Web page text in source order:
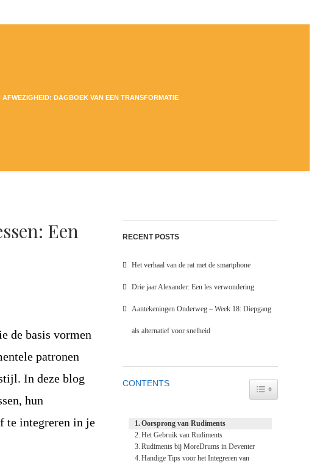
AFWEZIGHEID: DAGBOEK VAN EEN TRANSFORMATIE
Een
de basis vormen
patronen
In deze blog
hun
te integreren in je
RECENT POSTS
Het verhaal van de rat met de smartphone
Drie jaar Alexander: Een les verwondering
Aantekeningen Onderweg – Week 18: Diepgang
als alternatief voor snelheid
CONTENTS TOGGLE TABLE OF
Oorsprong van Rudiments
Het Gebruik van Rudiments
Rudiments bij MoreDrums in Deventer
Handige Tips voor het Integreren van